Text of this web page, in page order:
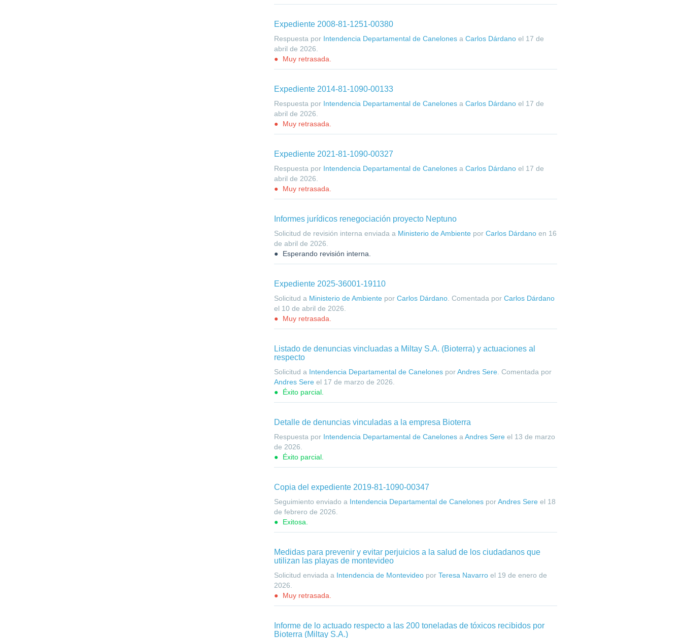
Expediente 2008-81-1251-00380
Respuesta por Intendencia Departamental de Canelonesa Carlos Dárdanoel 17 de
abril de 2026
Muy retrasada.
Expediente 2014-81-1090-00133
Respuesta por Intendencia Departamental de Canelonesa Carlos Dárdanoel 17 de
abril de 2026
Muy retrasada.
Expediente 2021-81-1090-00327
Respuesta por Intendencia Departamental de Canelonesa Carlos Dárdanoel 17 de
abril de 2026
Muy retrasada.
Informes jurídicos renegociación proyecto Neptuno
Solicitud de revisión interna enviada a Ministerio de Ambientepor Carlos Dárdanoen 16
de abril de 2026
Esperando revisión interna.
Expediente 2025-36001-19110
Solicitud a Ministerio de Ambientepor Carlos Dárdano. Comentada por Carlos Dárdano
el 10 de abril de 2026
Muy retrasada.
Listado de denuncias vincluadas a Miltay S.A. (Bioterra) y actuaciones al
respecto
Solicitud a Intendencia Departamental de CanelonesporAndres Sere. Comentada por
Andres Sereel 17 de marzo de 2026
Éxito parcial.
Detalle de denuncias vinculadas a la empresa Bioterra
Respuesta por Intendencia Departamental de Canelonesa Andres Sereel 13 de marzo
de 2026
Éxito parcial.
Copia del expediente 2019-81-1090-00347
Seguimiento enviado a Intendencia Departamental de CanelonesporAndres Sereel 18
de febrero de 2026
Exitosa.
Medidas para prevenir y evitar perjuicios a la salud de los ciudadanos que
utilizan las playas de montevideo
Solicitud enviada a Intendencia de Montevideopor Teresa Navarroel 19 de enero de
2026
Muy retrasada.
Informe de lo actuado respecto a las 200 toneladas de tóxicos recibidos por
Bioterra (Miltay S.A.)